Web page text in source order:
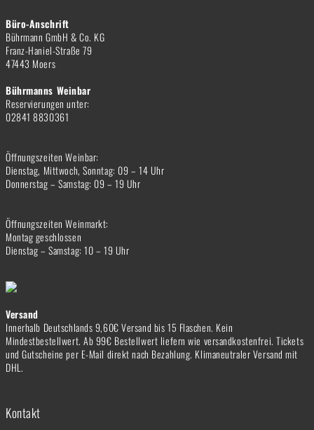
Büro-Anschrift
Bührmann GmbH & Co. KG
Franz-Haniel-Straße 79
47443 Moers
Bührmanns Weinbar
Reservierungen unter:
02841 8830361
Öffnungszeiten Weinbar:
Dienstag, Mittwoch, Sonntag: 09 – 14 Uhr
Donnerstag – Samstag: 09 – 19 Uhr
Öffnungszeiten Weinmarkt:
Montag geschlossen
Dienstag – Samstag: 10 – 19 Uhr
Versand
Innerhalb Deutschlands 9,60€ Versand bis 15 Flaschen. Kein
Mindestbestellwert. Ab 99€ Bestellwert liefern wie versandkostenfrei. Tickets
und Gutscheine per E-Mail direkt nach Bezahlung. Klimaneutraler Versand mit
DHL.
Kontakt